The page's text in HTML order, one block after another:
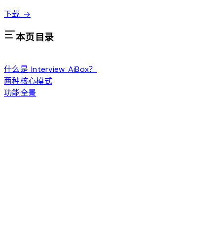
下载 →
本页目录
什么是 Interview AiBox？
两种核心模式
功能全景